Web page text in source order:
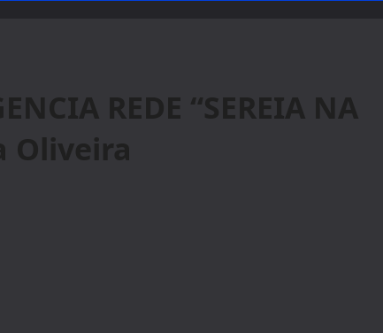
REDE “SEREIA NA
Oliveira